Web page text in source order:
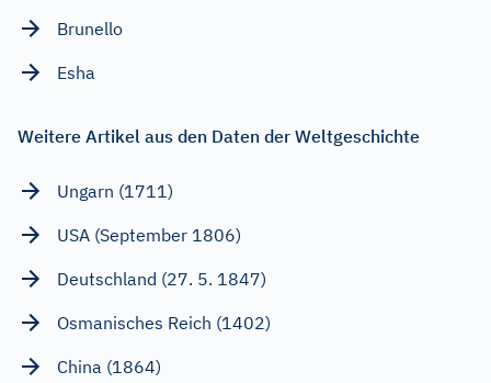
Brunello
Esha
Weitere Artikel aus den Daten der Weltgeschichte
Ungarn (1711)
USA (September 1806)
Deutschland (27. 5. 1847)
Osmanisches Reich (1402)
China (1864)